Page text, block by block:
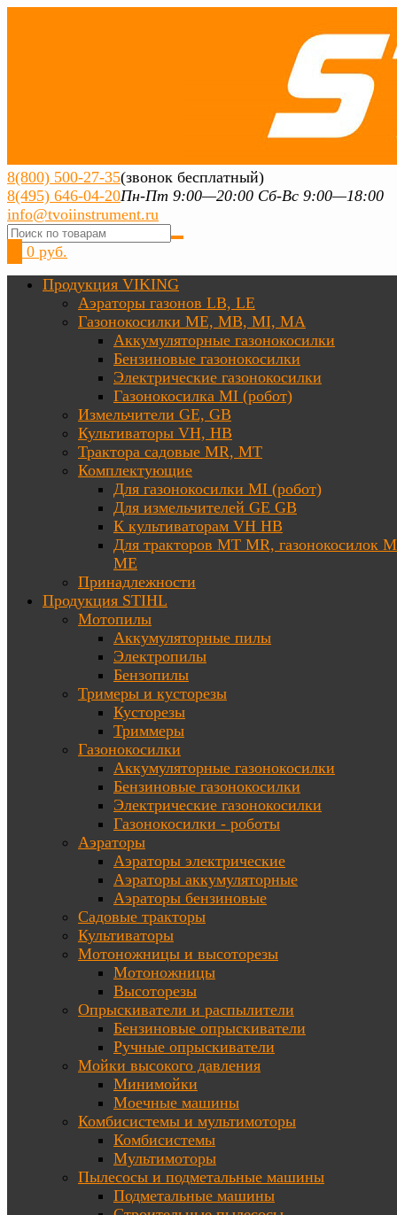
8(800) 500-27-35(звонок бесплатный)
8(495) 646-04-20Пн-Пт 9:00—20:00 Сб-Вс 9:00—18:00
info@tvoiinstrument.ru
0 руб.
Продукция VIKING
Аэраторы газонов LB, LE
Газонокосилки ME, MB, MI, MA
Аккумуляторные газонокосилки
Бензиновые газонокосилки
Электрические газонокосилки
Газонокосилка MI (робот)
Измельчители GE, GB
Культиваторы VH, HB
Трактора садовые MR, MT
Комплектующие
Для газонокосилки MI (робот)
Для измельчителей GE GB
К культиваторам VH HB
Для тракторов МТ MR, газонокосилок
ME
Принадлежности
Продукция STIHL
Мотопилы
Аккумуляторные пилы
Электропилы
Бензопилы
Тримеры и кусторезы
Кусторезы
Триммеры
Газонокосилки
Аккумуляторные газонокосилки
Бензиновые газонокосилки
Электрические газонокосилки
Газонокосилки - роботы
Аэраторы
Аэраторы электрические
Аэраторы аккумуляторные
Аэраторы бензиновые
Садовые тракторы
Культиваторы
Мотоножницы и высоторезы
Мотоножницы
Высоторезы
Опрыскиватели и распылители
Бензиновые опрыскиватели
Ручные опрыскиватели
Мойки высокого давления
Минимойки
Моечные машины
Комбисистемы и мультимоторы
Комбисистемы
Мультимоторы
Пылесосы и подметальные машины
Подметальные машины